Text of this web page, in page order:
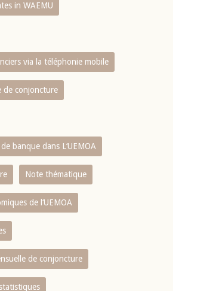
in WAEMU
via la téléphonie mobile
de conjoncture
banque dans L‘UEMOA
Note thématique
de l‘UEMOA
de conjoncture